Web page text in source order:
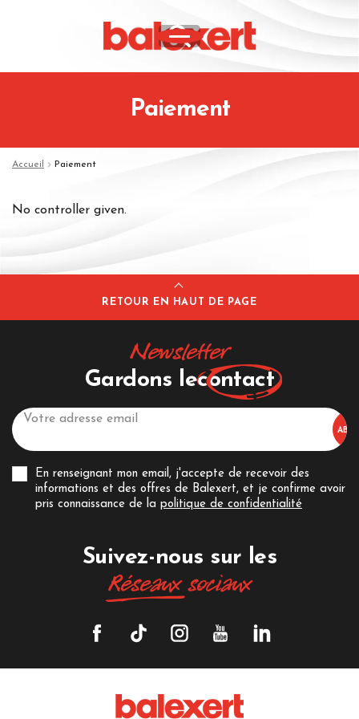
Paiement
Accueil Paiement
No controller given.
RETOUR EN HAUT DE PAGE
Newsletter
Gardons lecontact
En renseignant mon email, j'accepte de recevoir des
informations et des offres de Balexert, et je confirme avoir
pris connaissance de la politique de confidentialité
Suivez-nous sur les
Réseauxsociaux